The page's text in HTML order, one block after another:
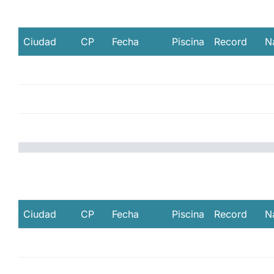
Ciudad CP Fecha Piscina Record
Ciudad CP Fecha Piscina Record